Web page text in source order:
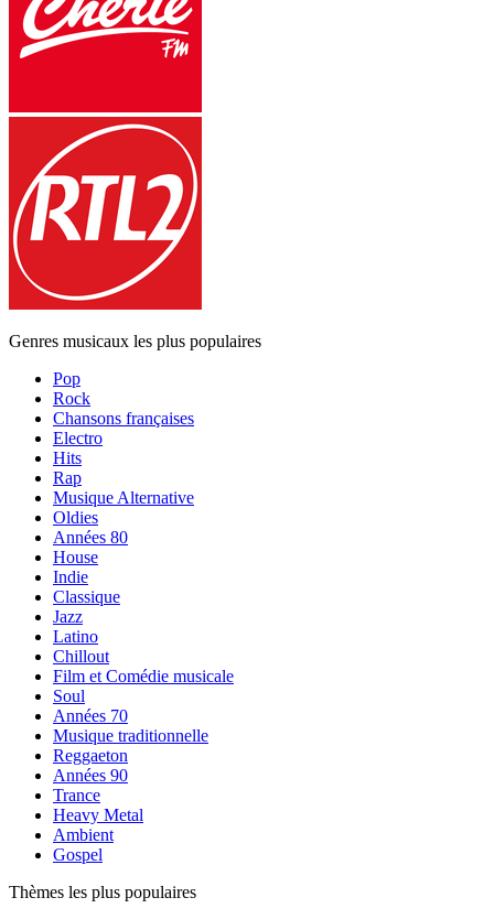
Genres musicaux les plus populaires
Pop
Rock
Chansons françaises
Electro
Hits
Rap
Musique Alternative
Oldies
Années 80
House
Indie
Classique
Jazz
Latino
Chillout
Film et Comédie musicale
Soul
Années 70
Musique traditionnelle
Reggaeton
Années 90
Trance
Heavy Metal
Ambient
Gospel
Thèmes les plus populaires